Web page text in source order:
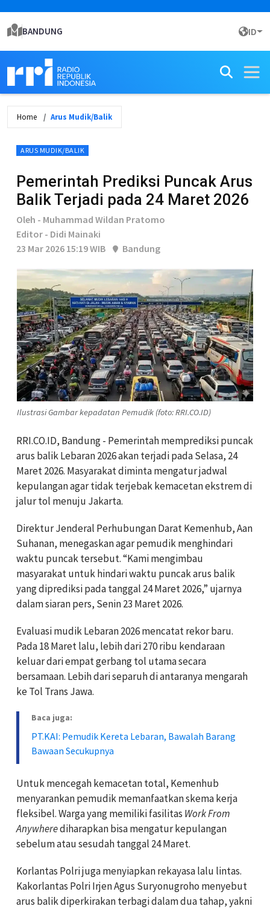
BANDUNG ID
Home Arus Mudik/Balik
ARUS MUDIK/BALIK
Pemerintah Prediksi Puncak Arus
Balik Terjadi pada 24 Maret 2026
Oleh - Muhammad Wildan Pratomo
Editor - Didi Mainaki
23 Mar 2026 15:19 WIB
Bandung
Ilustrasi Gambar kepadatan Pemudik (foto: RRI.CO.ID)
RRI.CO.ID, Bandung - Pemerintah memprediksi puncak
arus balik Lebaran 2026 akan terjadi pada Selasa, 24
Maret 2026. Masyarakat diminta mengatur jadwal
kepulangan agar tidak terjebak kemacetan ekstrem di
jalur tol menuju Jakarta.
Direktur Jenderal Perhubungan Darat Kemenhub, Aan
Suhanan, menegaskan agar pemudik menghindari
waktu puncak tersebut. “Kami mengimbau
masyarakat untuk hindari waktu puncak arus balik
yang diprediksi pada tanggal 24 Maret 2026,” ujarnya
dalam siaran pers, Senin 23 Maret 2026.
Evaluasi mudik Lebaran 2026 mencatat rekor baru.
Pada 18 Maret lalu, lebih dari 270 ribu kendaraan
keluar dari empat gerbang tol utama secara
bersamaan. Lebih dari separuh di antaranya mengarah
ke Tol Trans Jawa.
Baca juga:
PT.KAI: Pemudik Kereta Lebaran, Bawalah Barang
Bawaan Secukupnya
Untuk mencegah kemacetan total, Kemenhub
menyarankan pemudik memanfaatkan skema kerja
fleksibel. Warga yang memiliki fasilitas Work From
Anywherediharapkan bisa mengatur kepulangan
sebelum atau sesudah tanggal 24 Maret.
Korlantas Polri juga menyiapkan rekayasa lalu lintas.
Kakorlantas Polri Irjen Agus Suryonugroho menyebut
arus balik diperkirakan terbagi dalam dua tahap, yakni